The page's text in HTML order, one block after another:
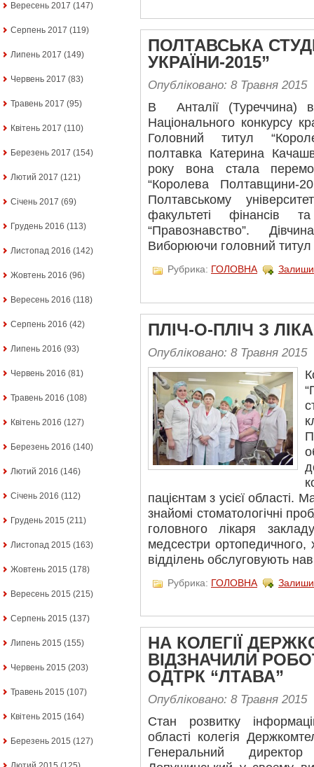
Вересень 2017 (147)
Серпень 2017 (119)
Липень 2017 (149)
Червень 2017 (83)
Травень 2017 (95)
Квітень 2017 (110)
Березень 2017 (154)
Лютий 2017 (121)
Січень 2017 (69)
Грудень 2016 (113)
Листопад 2016 (142)
Жовтень 2016 (96)
Вересень 2016 (118)
Серпень 2016 (42)
Липень 2016 (93)
Червень 2016 (81)
Травень 2016 (108)
Квітень 2016 (127)
Березень 2016 (140)
Лютий 2016 (146)
Січень 2016 (112)
Грудень 2015 (211)
Листопад 2015 (163)
Жовтень 2015 (178)
Вересень 2015 (215)
Серпень 2015 (137)
Липень 2015 (155)
Червень 2015 (203)
Травень 2015 (107)
Квітень 2015 (164)
Березень 2015 (127)
ПОЛТАВСЬКА
УКРАЇНИ-2015”
Опубліковано: 8 Травня 2015
В Анталії (Туреччина)
Національного конкурсу
Головний титул
полтавка Катерина
року вона стала
“Королева Полтавщини-
Полтавському
факультеті фінансів
“Правознавство”.
Виборюючи головний
Рубрика: ГОЛОВНА
ПЛІЧ-О-ПЛІЧ З
Опубліковано: 8 Травня 2015
пацієнтам з усієї
знайомі стоматологічні
головного лікаря
медсестри ортопедичного,
відділень обслуговують
Рубрика: ГОЛОВНА
НА КОЛЕГІЇ
ВІДЗНАЧИЛИ
ОДТРК “ЛТАВА”
Опубліковано: 8 Травня 2015
Стан розвитку
області колегія
Генеральний